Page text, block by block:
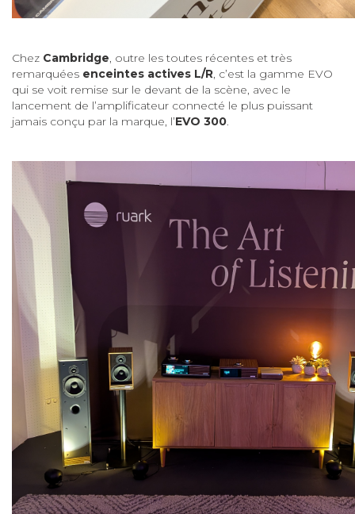
Chez Cambridge, outre les toutes récentes et très
remarquées enceintes actives L/R, c’est la gamme EVO
qui se voit remise sur le devant de la scène, avec le
lancement de l’amplificateur connecté le plus puissant
jamais conçu par la marque, l’EVO 300.